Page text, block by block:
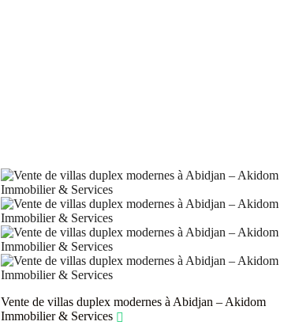
Vente de villas duplex modernes à Abidjan – Akidom
Immobilier & Services